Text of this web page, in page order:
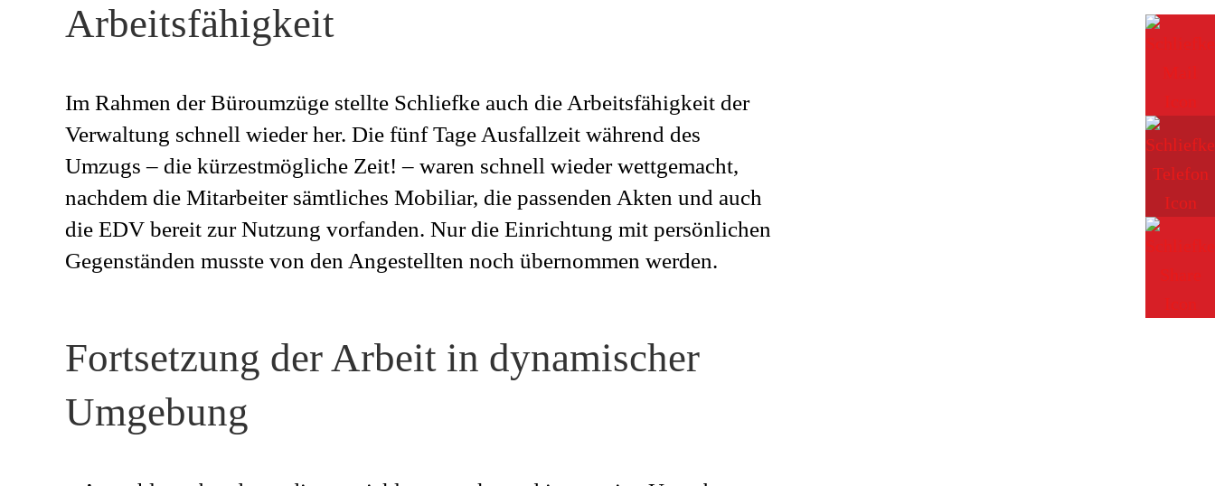
Arbeitsfähigkeit
Im Rahmen der Büroumzüge stellte Schliefke auch die Arbeitsfähigkeit der
Verwaltung schnell wieder her. Die fünf Tage Ausfallzeit während des
Umzugs – die kürzestmögliche Zeit! – waren schnell wieder wettgemacht,
nachdem die Mitarbeiter sämtliches Mobiliar, die passenden Akten und auch
die EDV bereit zur Nutzung vorfanden. Nur die Einrichtung mit persönlichen
Gegenständen musste von den Angestellten noch übernommen werden.
Fortsetzung der Arbeit in dynamischer
Umgebung